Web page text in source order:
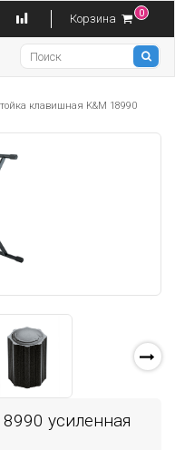
Корзина 0
клавишная K&M 18990
усиленная